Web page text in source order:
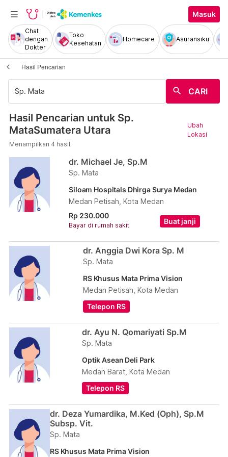
Masuk
Chat
dengan
Dokter
Toko
Kesehatan
Homecare Asuransiku
Hasil Pencarian
search CARI
Hasil Pencarian untuk Sp.
MataSumatera Utara
Menampilkan 4 hasil
Ubah
Lokasi
dr. Michael Je, Sp.M
Sp. Mata
Siloam Hospitals Dhirga Surya Medan
Medan Petisah, Kota Medan
Rp 230.000
Bayar di rumah sakit Buat janji
dr. Anggia Dwi Kora Sp. M
Sp. Mata
RS Khusus Mata Prima Vision
Medan Petisah, Kota Medan
Telepon RS
dr. Ayu N. Qomariyati Sp.M
Sp. Mata
Optik Asean Deli Park
Medan Barat, Kota Medan
Telepon RS
dr. Deza Yumardika, M.Ked (Oph), Sp.M
Subsp. Vit.
Sp. Mata
RS Khusus Mata Prima Vision